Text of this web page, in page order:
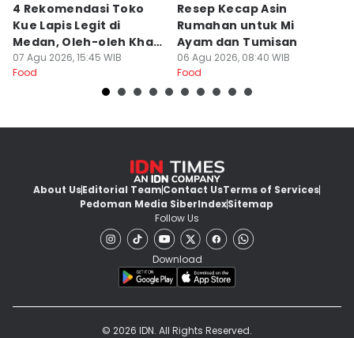
4 Rekomendasi Toko
Kue Lapis Legit di
Medan, Oleh-oleh Khas
Sumut
07 Agu 2026, 15:45 WIB
Food
Resep Kecap Asin
Rumahan untuk Mi
Ayam dan Tumisan
06 Agu 2026, 08:40 WIB
Food
About UsEditorial TeamContact UsTerms of Services
Pedoman Media SiberIndexSitemap
Follow Us
Download
© 2026 IDN. All Rights Reserved.